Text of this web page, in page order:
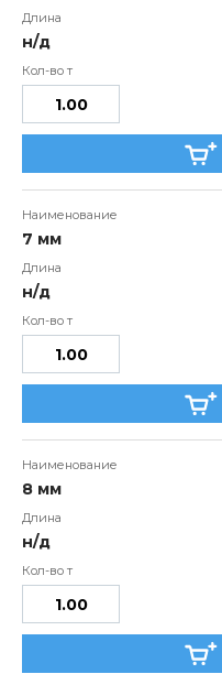
н/д
7 мм
н/д
8 мм
н/д